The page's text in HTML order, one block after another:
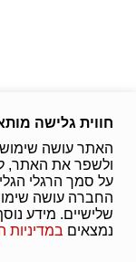
חווית גלישה
ולשפר את האתר,
על סמך הרגלי
שלישיים. מידע
נמצאים במדיניות